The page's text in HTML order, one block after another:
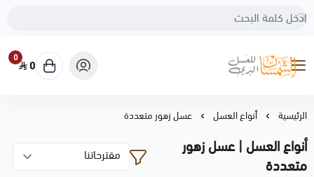
مناحل الشمسان لعسل النحل البري بالقصيم
0
0
الرئيسية أنواع العسل عسل زهور متعددة
أنواع العسل | عسل زهور
متعددة